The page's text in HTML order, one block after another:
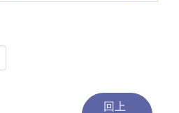
後頁